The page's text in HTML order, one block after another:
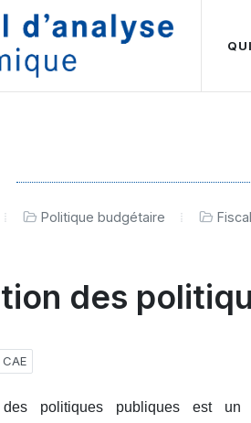
Politique budgétaire
des
des politiques publiques est un